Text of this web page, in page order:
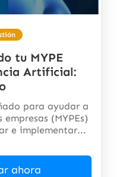
tu MYPE
Artificial:
para ayudar a
(MYPEs)
e implementar...
ahora